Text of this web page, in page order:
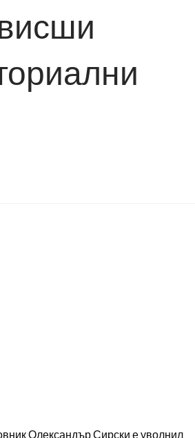
Олександър Сирски е уволнил